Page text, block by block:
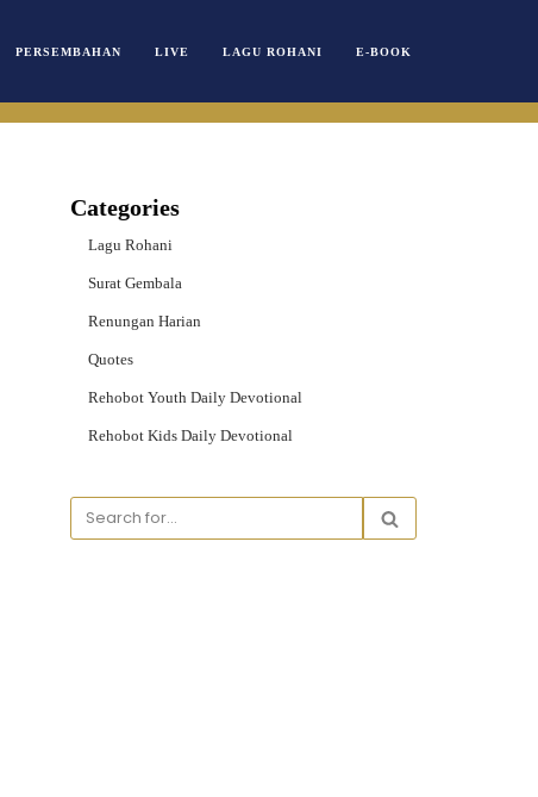
PERSEMBAHAN LIVE LAGU ROHANI E-BOOK
Categories
Lagu Rohani
Surat Gembala
Renungan Harian
Quotes
Rehobot Youth Daily Devotional
Rehobot Kids Daily Devotional